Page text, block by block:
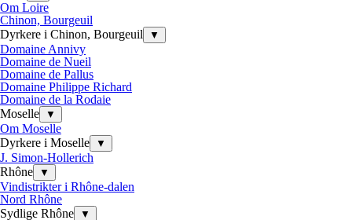
Om Loire
Chinon, Bourgeuil
Dyrkere i Chinon, Bourgeuil
▼
Domaine Annivy
Domaine de Nueil
Domaine de Pallus
Domaine Philippe Richard
Domaine de la Rodaie
Moselle
▼
Om Moselle
Dyrkere i Moselle
▼
J. Simon-Hollerich
Rhône
▼
Vindistrikter i Rhône-dalen
Nord Rhône
Sydlige Rhône
▼